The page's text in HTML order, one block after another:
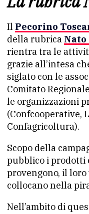
Il Pecorino
della rubrica Nato
rientra tra le
grazie all’intesa
siglato con le
Comitato
le organizzazioni
(Confcooperative,
Confagricoltura).
Scopo della
pubblico i prodotti
provengono, il
collocano nella
Nell’ambito di